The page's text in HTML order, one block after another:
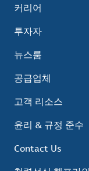
커리어
투자자
뉴스룸
공급업체
고객 리소스
윤리 & 규정 준수
Contact Us